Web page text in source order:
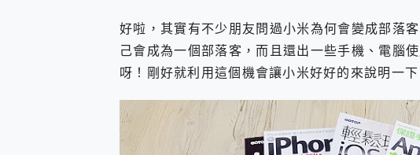
iPhone、Apple Watch、AirPods耳機
動靜皆宜「HUAWEI FreeArc」開放
好玩好拍 vivo V50 ~ 口袋裡的 Zeiss
25種洗烘模式一機搞定! Roborock 衣
給 MSI Claw 系列電競掌機 最完美的
2億 APO蔡司長焦神機降臨~ vivo
EaseUS Vocal Remover 免費線上去
3 個超值 MHN 飛人工具分享~~
好啦，其實有不少朋友問過小米為何會變成部落
己會成為一個部落客，而且還出一些手機、電腦
呀！剛好就利用這個機會讓小米好好的來說明一